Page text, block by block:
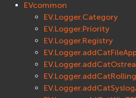
EVcommon
EV.Logger.Category
EV.Logger.Priority
EV.Logger.Registry